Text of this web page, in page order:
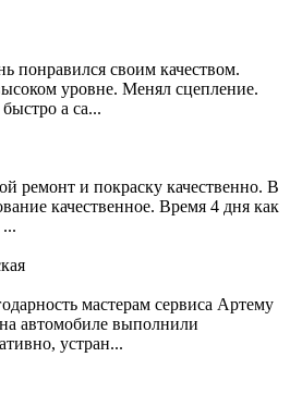
понравился своим качеством.
уровне. Менял сцепление.
а са...
ремонт и покраску качественно. В
качественное. Время 4 дня как
мастерам сервиса Артему
автомобиле выполнили
устран...